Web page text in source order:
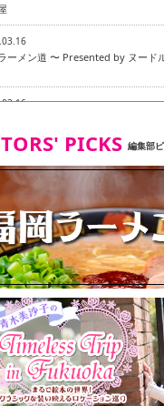
ーメン道 〜 Presented by ヌード
ガン・ベジタリアンメニュー試食
からず 博多本店 〜 ヴィーガン・
ー in 福岡市！〜
スタンド大名店 〜 ヴィーガン・
アー in 福岡市！〜
折尾本社うどん店
PICKS 編集部